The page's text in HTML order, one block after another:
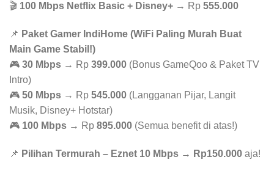
🎬 100 Mbps Netflix Basic + Disney+ → Rp 555.000
📌 Paket Gamer IndiHome (WiFi Paling Murah Buat
Main Game Stabil!)
🎮 30 Mbps → Rp 399.000 (Bonus GameQoo & Paket TV
Intro)
🎮 50 Mbps → Rp 545.000 (Langganan Pijar, Langit
Musik, Disney+ Hotstar)
🎮 100 Mbps → Rp 895.000 (Semua benefit di atas!)
📌 Pilihan Termurah – Eznet 10 Mbps → Rp150.000 aja!